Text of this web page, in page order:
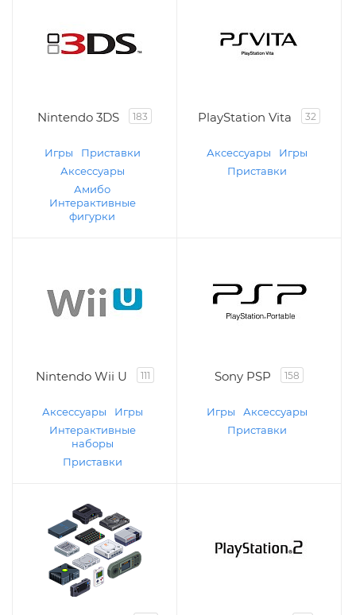
Nintendo 3DS 183
Игры
Приставки
Аксессуары
Амибо
Интерактивные
фигурки
PlayStation Vita 32
Аксессуары
Игры
Приставки
Nintendo Wii U 111
Аксессуары
Игры
Интерактивные
наборы
Приставки
Sony PSP 158
Игры
Аксессуары
Приставки